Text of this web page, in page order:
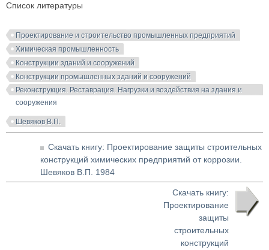
Список литературы
Проектирование и строительство промышленных предприятий
Химическая промышленность
Конструкции зданий и сооружений
Конструкции промышленных зданий и сооружений
Реконструкция. Реставрация. Нагрузки и воздействия на здания и
сооружения
Шевяков В.П.
Скачать книгу: Проектирование защиты строительных
конструкций химических предприятий от коррозии.
Шевяков В.П. 1984
Скачать книгу:
Проектирование
защиты
строительных
конструкций